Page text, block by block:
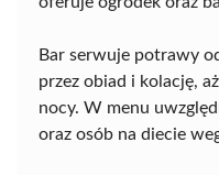
Bar serwuje potrawy
przez obiad i kolację,
nocy. W menu
oraz osób na diecie